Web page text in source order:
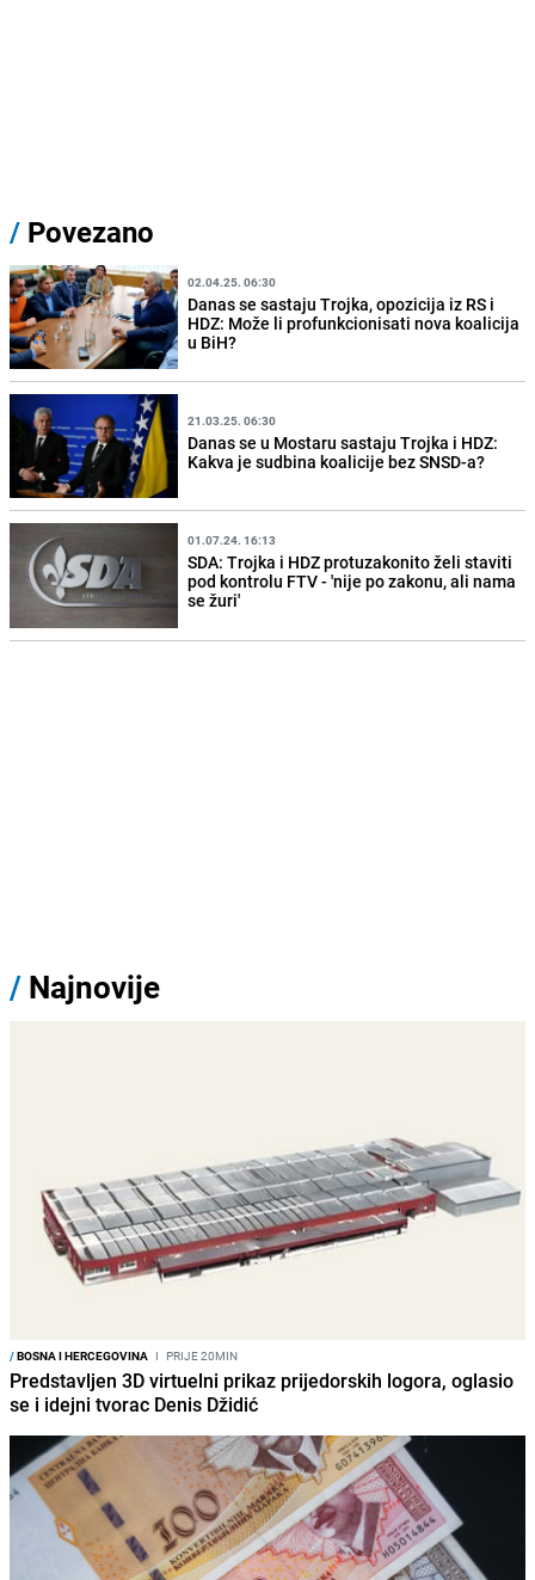
/ Povezano
02.04.25. 06:30
Danas se sastaju Trojka, opozicija iz RS i
HDZ: Može li profunkcionisati nova koalicija
u BiH?
21.03.25. 06:30
Danas se u Mostaru sastaju Trojka i HDZ:
Kakva je sudbina koalicije bez SNSD-a?
01.07.24. 16:13
SDA: Trojka i HDZ protuzakonito želi staviti
pod kontrolu FTV - 'nije po zakonu, ali nama
se žuri'
/ Najnovije
/BOSNA I HERCEGOVINA I PRIJE 20MIN
Predstavljen 3D virtuelni prikaz prijedorskih logora, oglasio
se i idejni tvorac Denis Džidić